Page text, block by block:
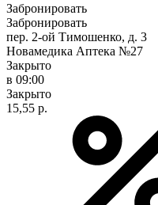
Забронировать
Забронировать
пер. 2-ой Тимошенко, д. 3
Новамедика Аптека №27
Закрыто
в 09:00
Закрыто
15,55 р.